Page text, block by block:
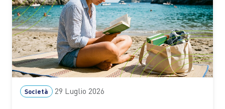
Società 29 Luglio 2026